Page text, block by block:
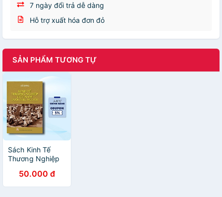
7 ngày đổi trả dễ dàng
Hỗ trợ xuất hóa đơn đỏ
SẢN PHẨM TƯƠNG TỰ
Sách Kinh Tế
Thương Nghiệp
Triều Nguyễn
50.000 đ